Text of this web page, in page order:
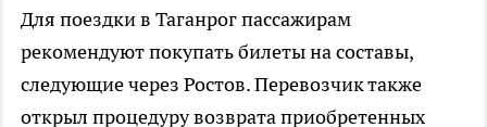
Для поездки в Таганрог пассажирам
рекомендуют покупать билеты на составы,
следующие через Ростов. Перевозчик также
открыл процедуру возврата приобретенных